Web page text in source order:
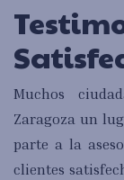
Muchos
Zaragoza un
parte a la
clientes